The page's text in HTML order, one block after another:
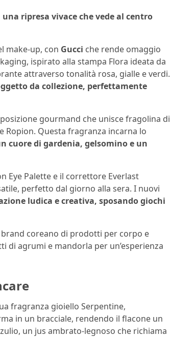
ripresa vivace che vede al centro
make-up, con Gucci che rende omaggio
ispirato alla stampa Flora ideata da
attraverso tonalità rosa, gialle e verdi.
da collezione, perfettamente
gourmand che unisce fragolina di
Ropion. Questa fragranza incarna lo
cuore di gardenia, gelsomino e un
Eye Palette e il correttore Everlast
perfetto dal giorno alla sera. I nuovi
ludica e creativa, sposando giochi
brand coreano di prodotti per corpo e
di agrumi e mandorla per un’esperienza
fragranza gioiello Serpentine,
in un bracciale, rendendo il flacone un
un jus ambrato-legnoso che richiama